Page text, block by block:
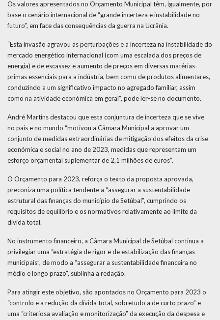
Os valores apresentados no Orçamento Municipal têm, igualmente, por
base o cenário internacional de “grande incerteza e instabilidade no
futuro”, em face das consequências da guerra na Ucrânia.
“Esta invasão agravou as perturbações e a incerteza na instabilidade do
mercado energético internacional (com uma escalada dos preços de
energia) e de escassez e aumento de preços em diversas matérias-
primas essenciais para a indústria, bem como de produtos alimentares,
conduzindo a um significativo impacto no agregado familiar, assim
como na atividade económica em geral”, pode ler-se no documento.
André Martins destacou que esta conjuntura de incerteza que se vive
no país e no mundo “motivou a Câmara Municipal a aprovar um
conjunto de medidas extraordinárias de mitigação dos efeitos da crise
económica e social no ano de 2023, medidas que representam um
esforço orçamental suplementar de 2,1 milhões de euros”.
O Orçamento para 2023, reforça o texto da proposta aprovada,
preconiza uma política tendente a “assegurar a sustentabilidade
estrutural das finanças do município de Setúbal”, cumprindo os
requisitos de equilíbrio e os normativos relativamente ao limite da
dívida total.
No instrumento financeiro, a Câmara Municipal de Setúbal continua a
privilegiar uma “estratégia de rigor e de estabilização das finanças
municipais”, de modo a “assegurar a sustentabilidade financeira no
médio e longo prazo”, sublinha a redação.
Para atingir este objetivo, são apontados no Orçamento para 2023 o
“controlo e a redução da dívida total, sobretudo a de curto prazo” e
uma “criteriosa avaliação e monitorização” da execução da despesa e